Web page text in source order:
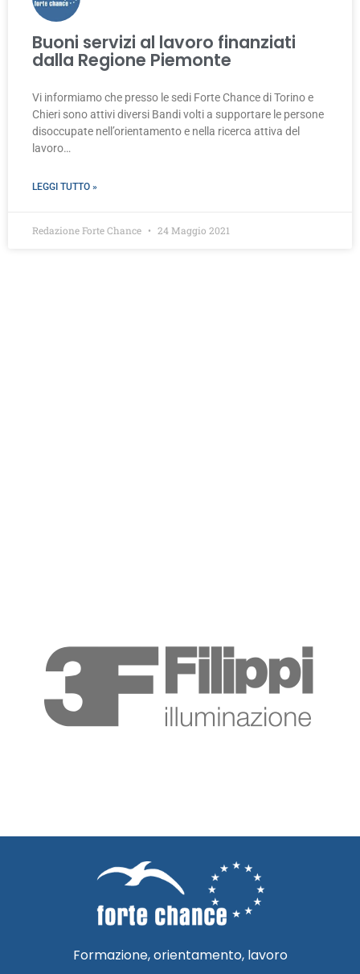
Buoni servizi al lavoro finanziati
dalla Regione Piemonte
Vi informiamo che presso le sedi Forte Chance di Torino e
Chieri sono attivi diversi Bandi volti a supportare le persone
disoccupate nell’orientamento e nella ricerca attiva del
lavoro…
LEGGI TUTTO »
Redazione Forte Chance 24 Maggio 2021
Formazione, orientamento, lavoro